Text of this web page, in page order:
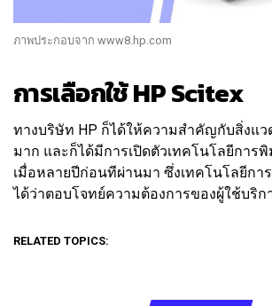
ภาพประกอบจาก www8.hp.com
การเลือกใช้ HP Scitex
ทางบริษัท HP ก็ได้ให้ความสำคัญกับสิ่งแว
มาก และก็ได้มีการเปิดตัวเทคโนโลยีการ
เมื่อหลายปีก่อนทีผ่านมา ซึ่งเทคโนโลยีกา
ได้ว่าตอบโจทย์ความต้องการของผู้ใช้บริก
RELATED TOPICS: